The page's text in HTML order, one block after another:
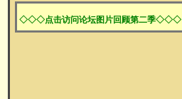
◇◇◇点击访问论坛图片回顾第二季◇◇◇